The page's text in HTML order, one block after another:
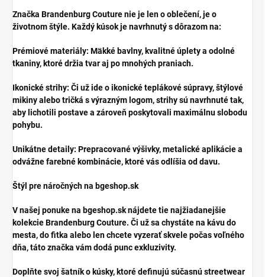
​Značka Brandenburg Couture nie je len o oblečení, je o
životnom štýle. Každý kúsok je navrhnutý s dôrazom na:
​Prémiové materiály: Mäkké bavlny, kvalitné úplety a odolné
tkaniny, ktoré držia tvar aj po mnohých praniach.
​Ikonické strihy: Či už ide o ikonické teplákové súpravy, štýlové
mikiny alebo tričká s výrazným logom, strihy sú navrhnuté tak,
aby lichotili postave a zároveň poskytovali maximálnu slobodu
pohybu.
​Unikátne detaily: Prepracované výšivky, metalické aplikácie a
odvážne farebné kombinácie, ktoré vás odlíšia od davu.
​Štýl pre náročných na bgeshop.sk
​V našej ponuke na bgeshop.sk nájdete tie najžiadanejšie
kolekcie Brandenburg Couture. Či už sa chystáte na kávu do
mesta, do fitka alebo len chcete vyzerať skvele počas voľného
dňa, táto značka vám dodá punc exkluzivity.
​Doplňte svoj šatník o kúsky, ktoré definujú súčasnú streetwear